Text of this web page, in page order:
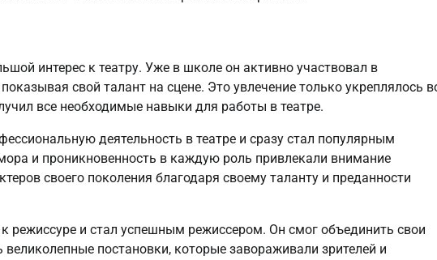
интерес к театру. Уже в школе он активно участвовал в
свой талант на сцене. Это увлечение только укреплялось
все необходимые навыки для работы в театре.
деятельность в театре и сразу стал популярным
и проникновенность в каждую роль привлекали внимание
своего поколения благодаря своему таланту и преданности
режиссуре и стал успешным режиссером. Он смог объединить свои
постановки, которые завораживали зрителей и